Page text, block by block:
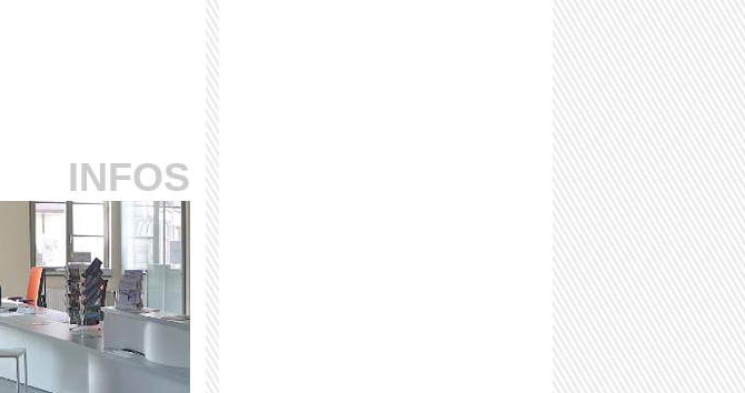
INFOS